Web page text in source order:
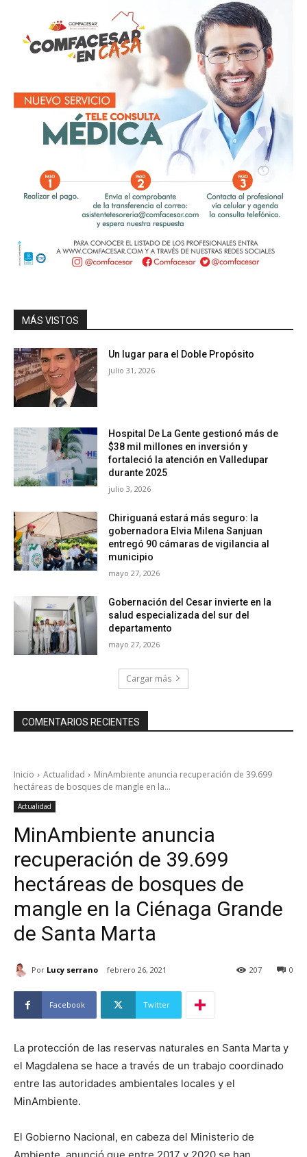
MÁS VISTOS
Un lugar para el Doble Propósito
julio 31, 2026
Hospital De La Gente gestionó más de
$38 mil millones en inversión y
fortaleció la atención en Valledupar
durante 2025
julio 3, 2026
Chiriguaná estará más seguro: la
gobernadora Elvia Milena Sanjuan
entregó 90 cámaras de vigilancia al
municipio
mayo 27, 2026
Gobernación del Cesar invierte en la
salud especializada del sur del
departamento
mayo 27, 2026
Cargar más
COMENTARIOS RECIENTES